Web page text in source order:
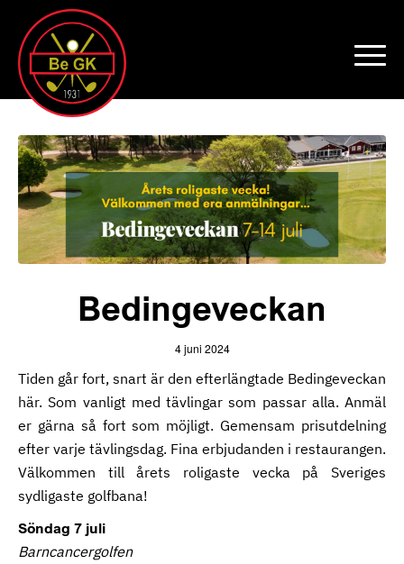
Bedingeveckan
4 juni 2024
Tiden går fort, snart är den efterlängtade Bedingeveckan
här. Som vanligt med tävlingar som passar alla. Anmäl
er gärna så fort som möjligt. Gemensam prisutdelning
efter varje tävlingsdag. Fina erbjudanden i restaurangen.
Välkommen till årets roligaste vecka på Sveriges
sydligaste golfbana!
Söndag 7 juli
Barncancergolfen